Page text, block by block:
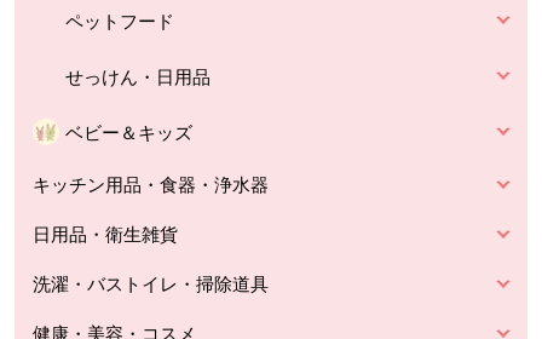
ペットフード
せっけん・日用品
ベビー＆キッズ
キッチン用品・食器・浄水器
日用品・衛生雑貨
洗濯・バストイレ・掃除道具
健康・美容・コスメ